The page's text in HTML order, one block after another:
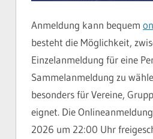
Anmeldung kann bequem
besteht die Möglichkeit,
Einzelanmeldung für eine
Sammelanmeldung zu
besonders für Vereine,
eignet. Die
2026 um 22:00 Uhr